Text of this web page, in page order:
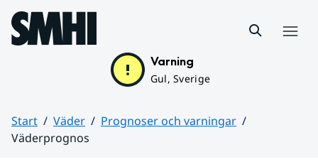
Hoppa till sidans innehåll
Varning
Gul, Sverige
Start Väder
Prognoser och varningar
Väderprognos